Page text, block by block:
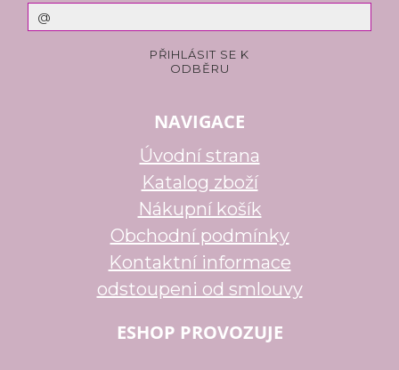
NAVIGACE
Úvodní strana
Katalog zboží
Nákupní košík
Obchodní podmínky
Kontaktní informace
odstoupeni od smlouvy
ESHOP PROVOZUJE